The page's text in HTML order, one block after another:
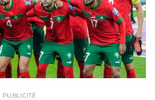
PUBLICITÉ